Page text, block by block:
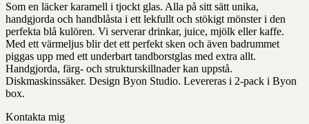
Som en läcker karamell i tjockt glas. Alla på sitt sätt unika,
handgjorda och handblåsta i ett lekfullt och stökigt mönster i den
perfekta blå kulören. Vi serverar drinkar, juice, mjölk eller kaffe.
Med ett värmeljus blir det ett perfekt sken och även badrummet
piggas upp med ett underbart tandborstglas med extra allt.
Handgjorda, färg- och strukturskillnader kan uppstå.
Diskmaskinssäker. Design Byon Studio. Levereras i 2-pack i Byon
box.
Kontakta mig